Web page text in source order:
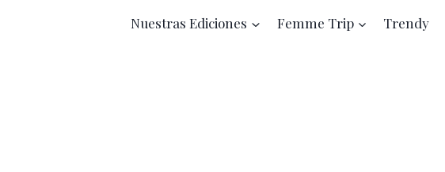
Nuestras Ediciones Femme Trip Trendy